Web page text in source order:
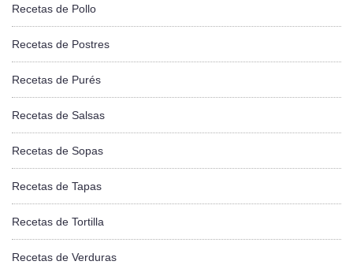
Recetas de Pollo
Recetas de Postres
Recetas de Purés
Recetas de Salsas
Recetas de Sopas
Recetas de Tapas
Recetas de Tortilla
Recetas de Verduras